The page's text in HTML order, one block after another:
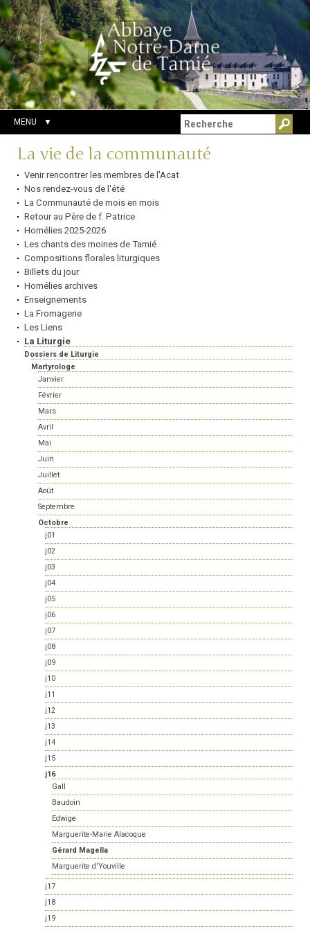
Aller
au
contenu.
|
Aller
à
la
navigation
Outils
personnels
Chercher par
Recherche
avancée…
MENU
Navigation
La vie de la communauté
Venir rencontrer les membres de l'Acat
Nos rendez-vous de l'été
La Communauté de mois en mois
Retour au Père de f. Patrice
Homélies 2025-2026
Les chants des moines de Tamié
Compositions florales liturgiques
Billets du jour
Homélies archives
Enseignements
La Fromagerie
Les Liens
La Liturgie
Dossiers de Liturgie
Martyrologe
Janvier
Février
Mars
Avril
Mai
Juin
Juillet
Août
Septembre
Octobre
j01
j02
j03
j04
j05
j06
j07
j08
j09
j10
j11
j12
j13
j14
j15
j16
Gall
Baudoin
Edwige
Marguerite-Marie Alacoque
Gérard Magella
Marguerite d'Youville
j17
j18
j19